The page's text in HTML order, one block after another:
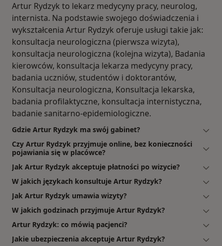
Artur Rydzyk to lekarz medycyny pracy, neurolog,
internista. Na podstawie swojego doświadczenia i
wykształcenia Artur Rydzyk oferuje usługi takie jak:
konsultacja neurologiczna (pierwsza wizyta),
konsultacja neurologiczna (kolejna wizyta), Badania
kierowców, konsultacja lekarza medycyny pracy,
badania uczniów, studentów i doktorantów,
Konsultacja neurologiczna, Konsultacja lekarska,
badania profilaktyczne, konsultacja internistyczna,
badanie sanitarno-epidemiologiczne.
Gdzie Artur Rydzyk ma swój gabinet?
Czy Artur Rydzyk przyjmuje online, bez konieczności
pojawiania się w placówce?
Jak Artur Rydzyk akceptuje płatności po wizycie?
W jakich językach konsultuje Artur Rydzyk?
Jak Artur Rydzyk umawia wizyty?
W jakich godzinach przyjmuje Artur Rydzyk?
Artur Rydzyk: co mówią pacjenci?
Jakie ubezpieczenia akceptuje Artur Rydzyk?